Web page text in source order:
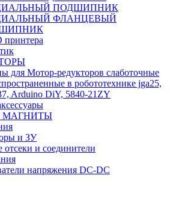
ПОДШИПНИК
ФЛАНЦЕВЫЙ
принтера
для Мотор-редукторов слаботочные
в робототехнике jga25,
Arduino DiY, 5840-21ZY
МАГНИТЫ
и ЗУ
отсеки и соединители
напряжения DC-DC